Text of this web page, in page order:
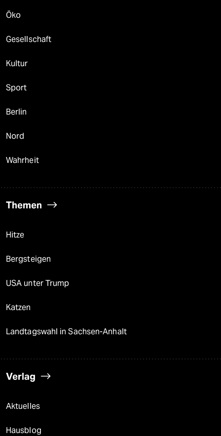
Öko
Gesellschaft
Kultur
Sport
Berlin
Nord
Wahrheit
Themen
Hitze
Bergsteigen
USA unter Trump
Katzen
Landtagswahl in Sachsen-Anhalt
Verlag
Aktuelles
Hausblog